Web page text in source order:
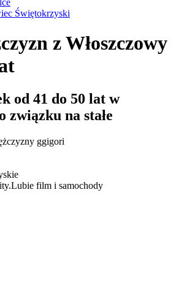
z Włoszczowy
od 41 do 50 lat w
związku na stałe
film i samochody